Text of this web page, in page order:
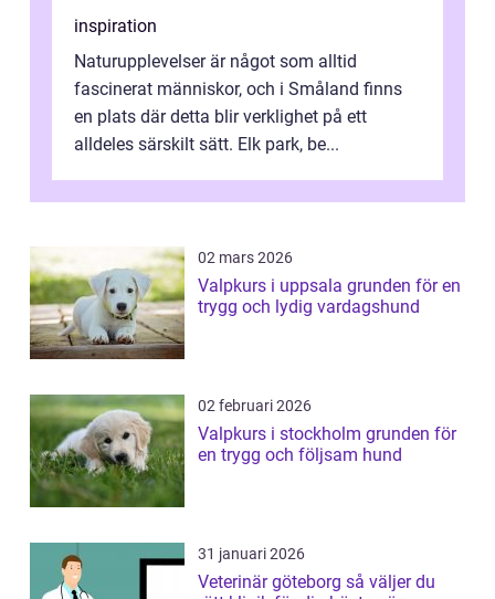
inspiration
Naturupplevelser är något som alltid
fascinerat människor, och i Småland finns
en plats där detta blir verklighet på ett
alldeles särskilt sätt. Elk park, be...
02 mars 2026
Valpkurs i uppsala grunden för en
trygg och lydig vardagshund
02 februari 2026
Valpkurs i stockholm grunden för
en trygg och följsam hund
31 januari 2026
Veterinär göteborg så väljer du